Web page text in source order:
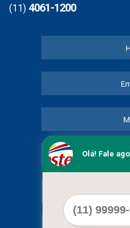
(11) 4061-1200
Olá! Fale